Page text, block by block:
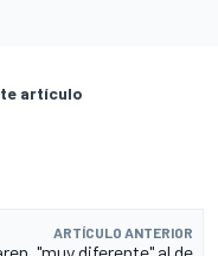
artículo
ARTÍCULO ANTERIOR
"muy diferente" al de